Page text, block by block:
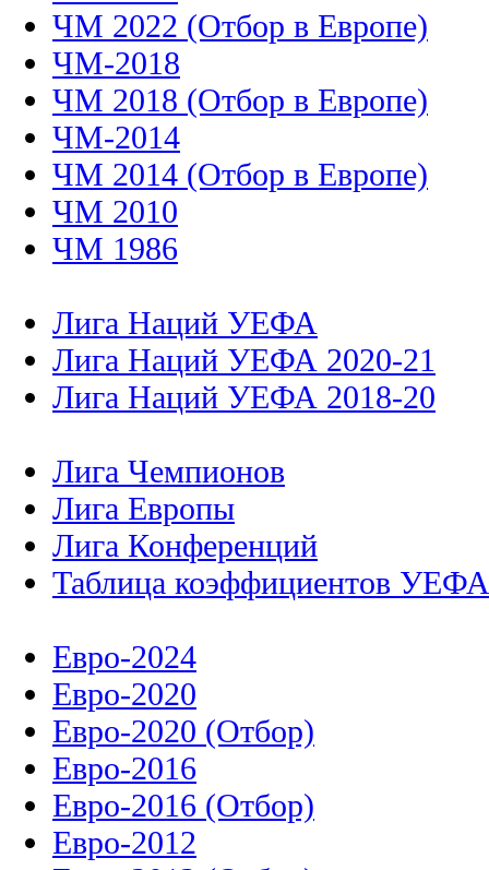
ЧМ 2022 (Отбор в Европе)
ЧМ-2018
ЧМ 2018 (Отбор в Европе)
ЧМ-2014
ЧМ 2014 (Отбор в Европе)
ЧМ 2010
ЧМ 1986
Лига Наций УЕФА
Лига Наций УЕФА 2020-21
Лига Наций УЕФА 2018-20
Лига Чемпионов
Лига Европы
Лига Конференций
Таблица коэффициентов УЕФА
Евро-2024
Евро-2020
Евро-2020 (Отбор)
Евро-2016
Евро-2016 (Отбор)
Евро-2012